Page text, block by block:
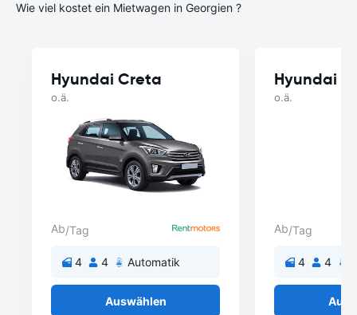
Wie viel kostet ein Mietwagen in Georgien ?
Hyundai Creta
o.ä.
Ab/Tag
4 4 Automatik
Auswählen
Hyundai
o.ä.
Ab/Tag
4 4